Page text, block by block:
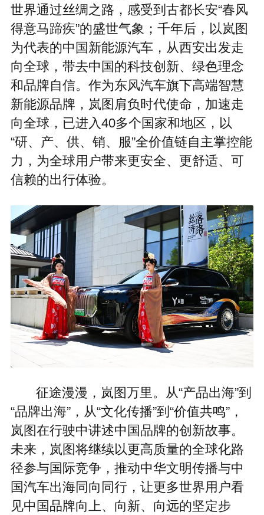
世界通过丝绸之路，感受到古都长安“春风
得意马蹄疾”的盛世气象；千年后，以岚图
为代表的中国新能源汽车，从西安出发走
向全球，带去中国的科技创新、绿色理念
和品牌自信。作为东风汽车旗下高端智慧
新能源品牌，岚图肩负时代使命，加速走
向全球，已进入40多个国家和地区，以
“研、产、供、销、服”全价值链自主掌控能
力，为全球用户带来更安全、更舒适、可
信赖的出行体验。
征途漫漫，岚图万里。从“产品出海”到
“品牌出海”，从“文化传播”到“价值共鸣”，
岚图在行驶中讲述中国品牌的创新故事。
未来，岚图将继续以更高质量的全球化路
径参与国际竞争，推动中华文明传播与中
国汽车出海同向同行，让更多世界用户看
见中国品牌向上、向新、向远的坚定步